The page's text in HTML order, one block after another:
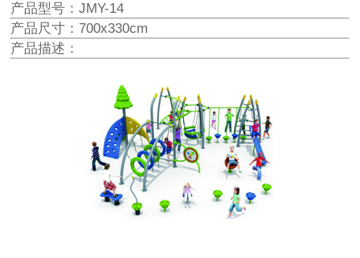
产品型号：JMY-14
产品尺寸：700x330cm
产品描述：